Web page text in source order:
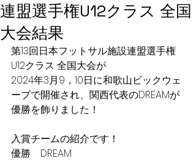
連盟選手権U12クラス 全国
大会結果
第13回日本フットサル施設連盟選手権
U12クラス 全国大会が
2024年3月9，10日に和歌山ビックウェ
ーブで開催され、関西代表のDREAMが
優勝を飾りました！
入賞チームの紹介です！
優勝　DREAM